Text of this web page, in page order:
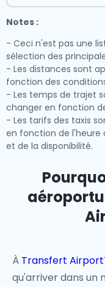
Notes :
- Ceci n'est pas une
sélection des
- Les distances sont
fonction des
- Les temps de trajet
changer en fonction
- Les tarifs des taxis
en fonction de l'heure
et de la disponibilité.
À Transfert
qu'arriver dans un